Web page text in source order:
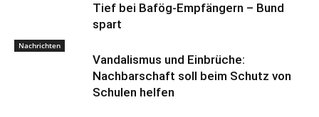
Tief bei Bafög-Empfängern – Bund
spart
Nachrichten
Vandalismus und Einbrüche:
Nachbarschaft soll beim Schutz von
Schulen helfen